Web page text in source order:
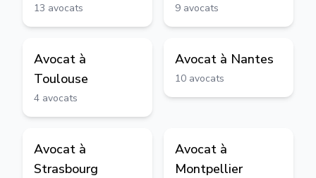
13 avocats 9 avocats
Avocat à
Toulouse
4 avocats
Avocat à Nantes
10 avocats
Avocat à
Strasbourg
Avocat à
Montpellier